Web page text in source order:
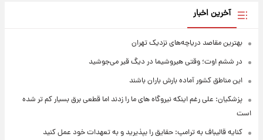
آخرین اخبار
بهترین مقاصد دریاچه‌های نزدیک تهران
در ششم اوت؛ وقتی هیروشیما در دیگ قیر می‌جوشید
این مناطق کشور آماده بارش باران باشند
پزشکیان: علی رغم اینکه نیروگاه های ما را زدند اما قطعی برق بسیار کم تر شده
است
کنایه قالیباف به ترامپ: حقایق را بپذیرید و به تعهدات خود عمل کنید